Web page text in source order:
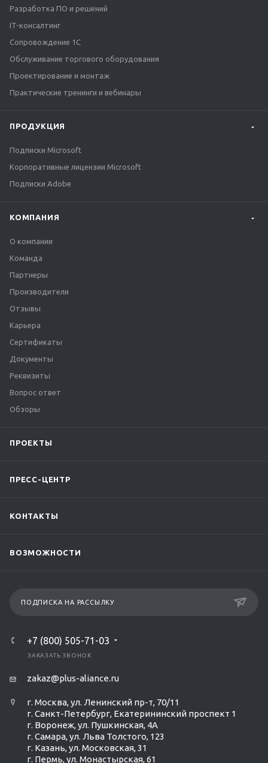
Разработка ПО и решений
IT-консалтинг
Сопровождение 1С
Обслуживание торгового оборудования
Проектирование и монтаж
Практические тренинги и вебинары
ПРОДУКЦИЯ
Подписки Microsoft
Корпоративные лицензии Microsoft
Подписки Adobe
КОМПАНИЯ
О компании
Команда
Партнеры
Производители
Отзывы
Карьера
Сертификаты
Документы
Реквизиты
Вопрос ответ
Обзоры
ПРОЕКТЫ
ПРЕСС-ЦЕНТР
КОНТАКТЫ
ВОЗМОЖНОСТИ
ПОДПИСКА НА РАССЫЛКУ
+7 (800) 505-71-03
ЗАКАЗАТЬ ЗВОНОК
zakaz@plus-aliance.ru
г. Москва, ул. Ленинский пр-т, 70/11
г. Санкт-Петербург, Екатерининский проспект 1
г. Воронеж, ул. Пушкинская, 4А
г. Самара, ул. Льва Толстого, 123
г. Казань, ул. Московская, 31
г. Пермь, ул. Монастырская, 61